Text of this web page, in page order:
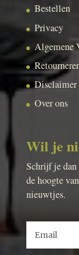
Bestellen
Privacy
Algemene
Disclaimer
Over ons
Wil je
Schrijf je
de hoogte
nieuwtjes.